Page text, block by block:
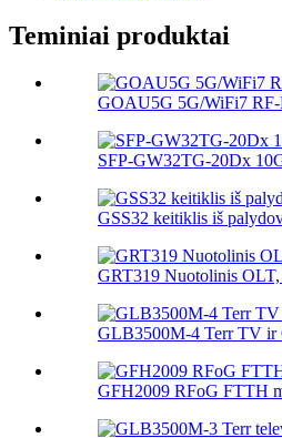
Teminiai produktai
GOAU5G 5G/WiFi7 RF-
SFP-GW32TG-20Dx
GSS32 keitiklis iš
GRT319 Nuotolinis
GLB3500M-4 Terr TV ir
GFH2009 RFoG FTTH